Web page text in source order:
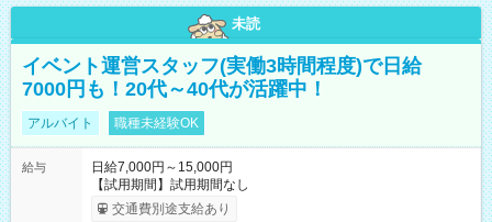
未読
イベント運営スタッフ(実働3時間程度)で日給
7000円も！20代～40代が活躍中！
アルバイト 職種未経験OK
給与
日給7,000円～15,000円
【試用期間】試用期間なし
交通費別途支給あり